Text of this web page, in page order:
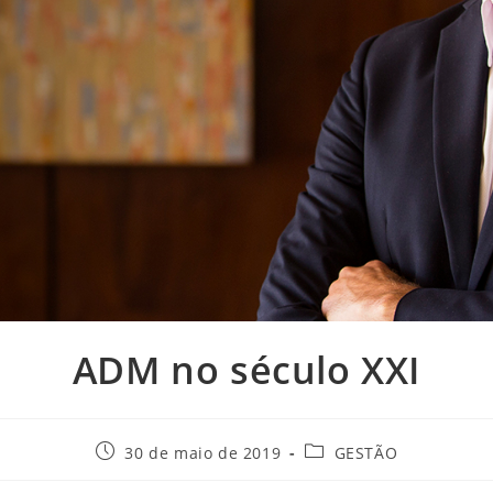
ADM no século XXI
30 de maio de 2019 GESTÃO